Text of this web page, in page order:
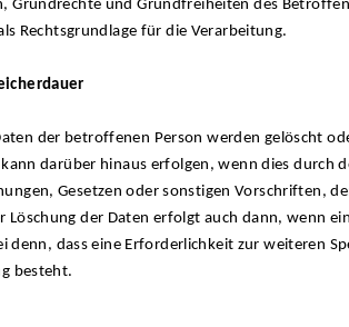
Rechtsgrundlage für die Verarbeitung.
der betroffenen Person werden gelöscht
darüber hinaus erfolgen, wenn dies durch
Gesetzen oder sonstigen Vorschriften,
Löschung der Daten erfolgt auch dann, wenn
denn, dass eine Erforderlichkeit zur weiteren
besteht.